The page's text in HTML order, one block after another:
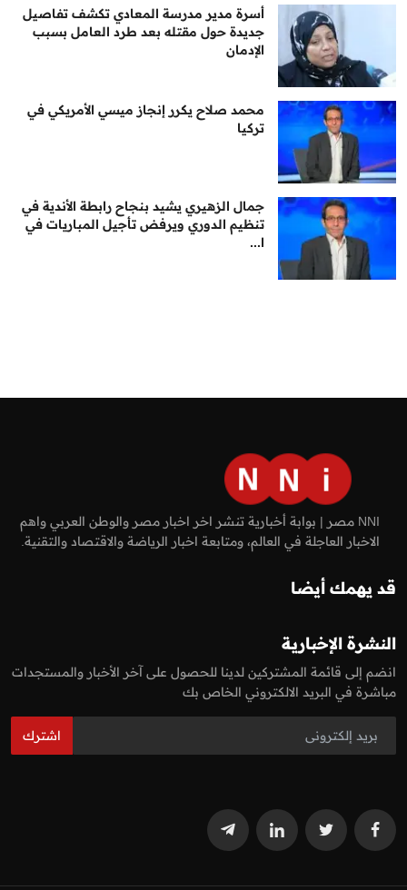
أسرة مدير مدرسة المعادي تكشف تفاصيل
جديدة حول مقتله بعد طرد العامل بسبب
الإدمان
محمد صلاح يكرر إنجاز ميسي الأمريكي في
تركيا
جمال الزهيري يشيد بنجاح رابطة الأندية في
تنظيم الدوري ويرفض تأجيل المباريات في
ا...
NNI مصر | بوابة أخبارية تنشر اخر اخبار مصر والوطن العربي واهم
الاخبار العاجلة في العالم، ومتابعة اخبار الرياضة والاقتصاد والتقنية.
قد يهمك أيضا
النشرة الإخبارية
انضم إلى قائمة المشتركين لدينا للحصول على آخر الأخبار والمستجدات
مباشرة في البريد الالكتروني الخاص بك
اشترك